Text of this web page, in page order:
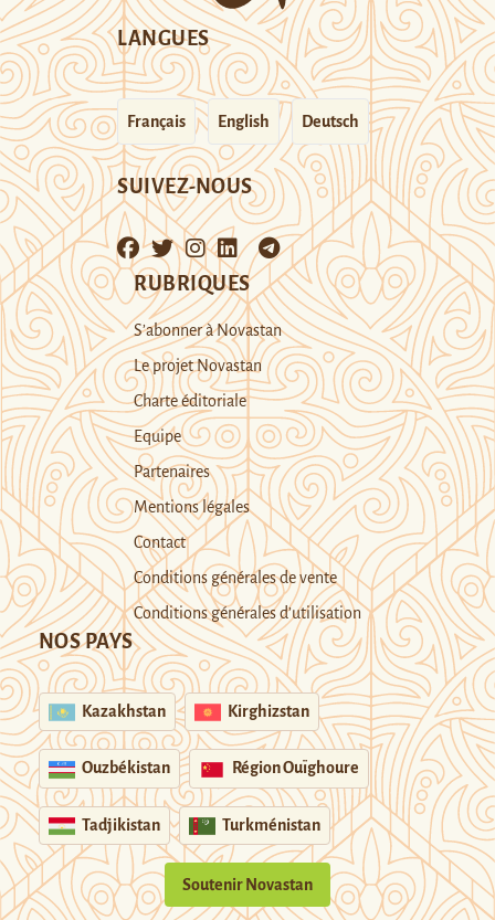
LANGUES
Français English Deutsch
SUIVEZ-NOUS
RUBRIQUES
S’abonner à Novastan
Le projet Novastan
Charte éditoriale
Equipe
Partenaires
Mentions légales
Contact
Conditions générales de vente
Conditions générales d’utilisation
NOS PAYS
Kazakhstan Kirghizstan
Ouzbékistan Région Ouïghoure
Tadjikistan Turkménistan
Soutenir Novastan